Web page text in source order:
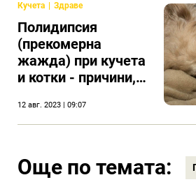
Кучета Здраве
Полидипсия
(прекомерна
жажда) при кучета
и котки - причини,
12 авг. 2023 | 09:07
Още по темата: